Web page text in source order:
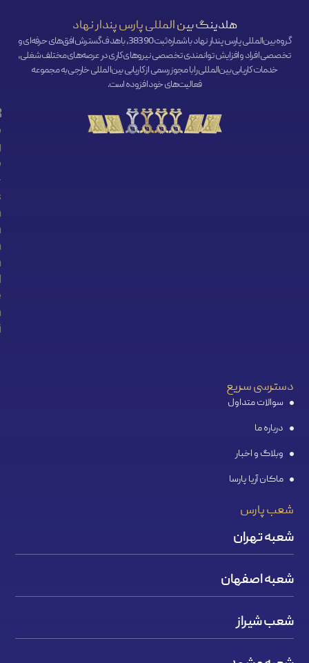
هلدینگ بین المللی پارس پندار نهاد
گروه بین‌المللی پارس پندار نهاد با شماره ثبت 38390، با هدف گسترش افق‌‌های حرفه‌ای و
تخصصی افراد و افزایش توانمندی تخصصی نیروهای کاری در عرصه‌های مختلف شغلی،
خدمات کاریابی بین‌المللی را با مجوز رسمی از کاریابی بین‌المللی خارجی به مجموعه
فعالیت‌های خود افزوده است.
دسترسی سریع
سوالات متداول
درباره ما
وبلاگ و اخبار
ماکان آریا پارسا
شعب پارس
شعبه تهران
شعبه اصفهان
شعب شیراز